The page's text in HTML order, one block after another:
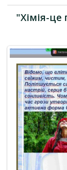
"Хімія-це